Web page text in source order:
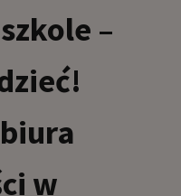
–
w